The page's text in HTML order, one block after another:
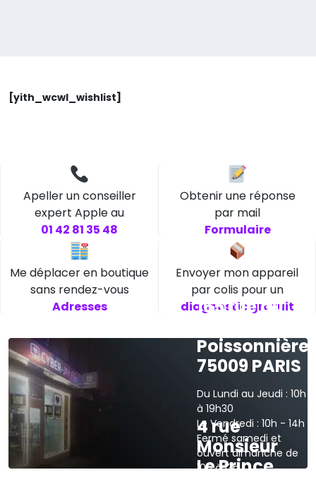
[yith_wcwl_wishlist]
Apeller un conseiller
expert Apple au
01 42 81 35 48
Obtenir une réponse
par mail
Formulaire
Me déplacer en boutique
sans rendez-vous
Adresses
Envoyer mon appareil
par colis pour un
diagnostic gratuit
165 rue du
Poissonnière
75009 PARIS
Du Lundi au Jeudi : 10h
à 19h30
Le Vendredi : 10h - 14h
Fermé samedi et
ouvert dimanche de
10h à 13h
4 rue
Monsieur
Le Prince